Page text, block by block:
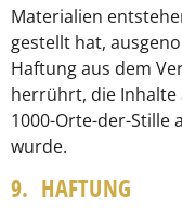
Materialien
gestellt hat,
Haftung aus dem
herrührt, die Inhalte
1000-Orte-der-Stille
wurde.
9. HAFTUNG